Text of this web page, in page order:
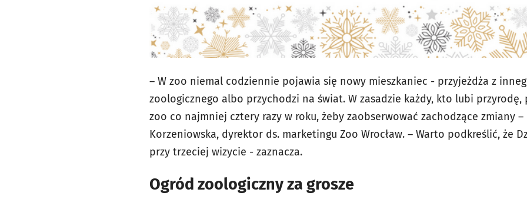
– W zoo niemal codziennie pojawia się nowy mieszkaniec - przyjeżdża z
zoologicznego albo przychodzi na świat. W zasadzie każdy, kto lubi
zoo co najmniej cztery razy w roku, żeby zaobserwować zachodzące zmiany –
Korzeniowska, dyrektor ds. marketingu Zoo Wrocław. – Warto podkreślić, że
przy trzeciej wizycie - zaznacza.
Ogród zoologiczny za grosze